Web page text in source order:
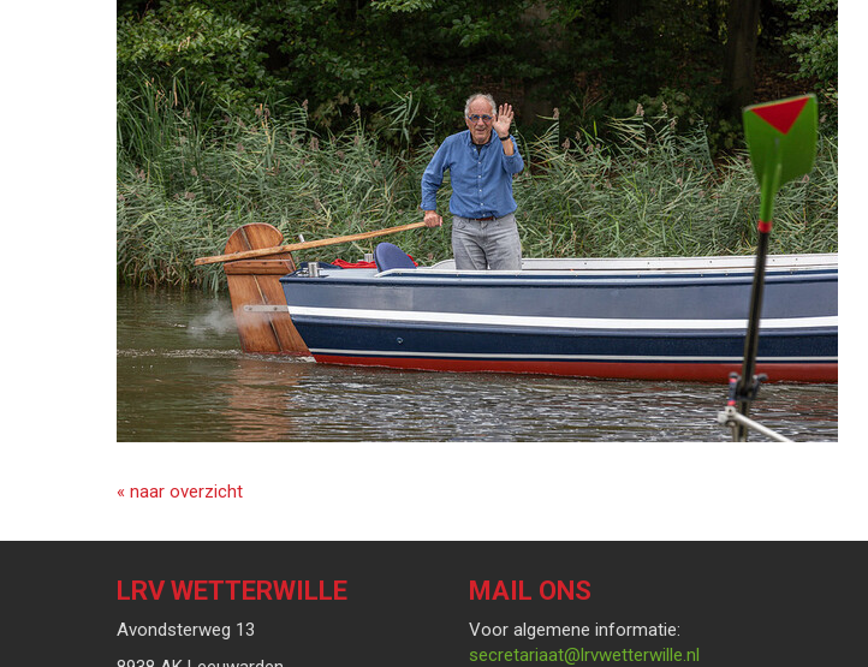
« naar overzicht
LRV WETTERWILLE
Avondsterweg 13
MAIL ONS
Voor algemene informatie:
taairaterces@lrvwetterwille.nl